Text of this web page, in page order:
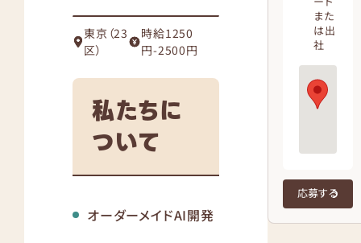
東京（23
区）
時給1250
円-2500円
私たちに
ついて
オーダーメイドAI開発
また
は出
社
応募する